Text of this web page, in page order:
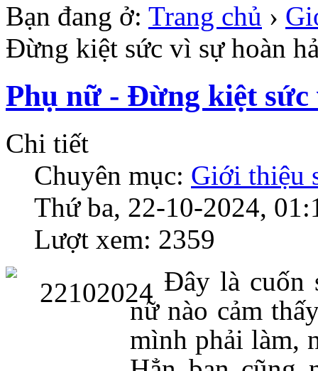
Bạn đang ở: Trang chủ ›
Đừng kiệt sức vì sự hoàn
Phụ nữ - Đừng kiệt sức
Chi tiết
Chuyên mục: Giới thiệu
Thứ ba, 22-10-2024,
Lượt xem: 2359
Đây là cuốn
nữ nào cảm
mình phải làm,